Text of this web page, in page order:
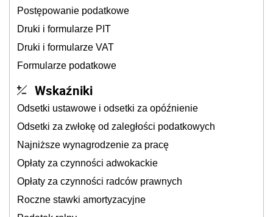
Postępowanie podatkowe
Druki i formularze PIT
Druki i formularze VAT
Formularze podatkowe
Wskaźniki
Odsetki ustawowe i odsetki za opóźnienie
Odsetki za zwłokę od zaległości podatkowych
Najniższe wynagrodzenie za pracę
Opłaty za czynności adwokackie
Opłaty za czynności radców prawnych
Roczne stawki amortyzacyjne